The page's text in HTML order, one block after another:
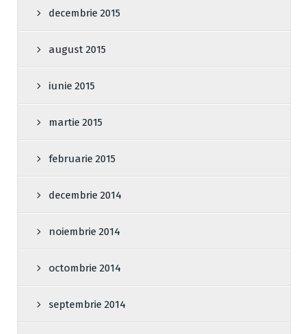
decembrie 2015
august 2015
iunie 2015
martie 2015
februarie 2015
decembrie 2014
noiembrie 2014
octombrie 2014
septembrie 2014